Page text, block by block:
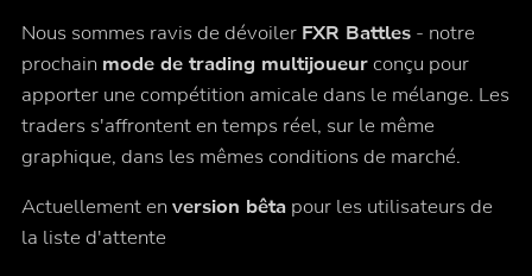
Nous sommes ravis de dévoiler FXR Battles- notre
prochain mode de trading multijoueurconçu pour
apporter une compétition amicale dans le mélange. Les
traders s'affrontent en temps réel, sur le même
graphique, dans les mêmes conditions de marché.
Actuellement en version bêtapour les utilisateurs de
la liste d'attente